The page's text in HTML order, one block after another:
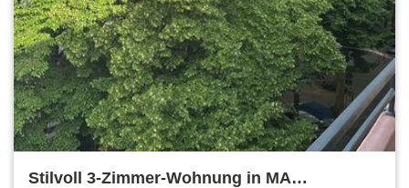
Stilvoll 3-Zimmer-Wohnung in MA